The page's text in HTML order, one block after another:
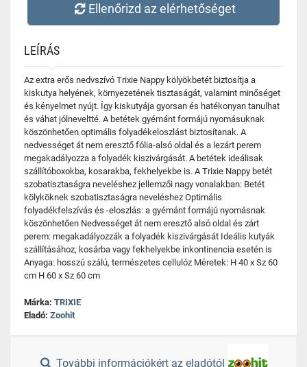
Ellenőrizd az elérhetőséget
LEÍRÁS
Az extra erős nedvszívó Trixie Nappy kölyökbetét biztosítja a
kiskutya helyének, környezetének tisztaságát, valamint minőséget
és kényelmet nyújt. Így kiskutyája gyorsan és hatékonyan tanulhat
és váhat jólneveltté. A betétek gyémánt formájú nyomásuknak
köszönhetően optimális folyadékeloszlást biztosítanak. A
nedvességet át nem eresztő fólia-alsó oldal és a lezárt perem
megakadályozza a folyadék kiszivárgását. A betétek ideálisak
szállítóboxokba, kosarakba, fekhelyekbe is. A Trixie Nappy betét
szobatisztaságra neveléshez jellemzői nagy vonalakban: Betét
kölyköknek szobatisztaságra neveléshez Optimális
folyadékfelszívás és -eloszlás: a gyémánt formájú nyomásnak
köszönhetően Nedvességet át nem eresztő alsó oldal és zárt
perem: megakadályozzák a folyadék kiszivárgását Ideális kutyák
szállításához, kosárba vagy fekhelyekbe inkontinencia esetén is
Anyaga: hosszú szálú, természetes cellulóz Méretek: H 40 x Sz 60
cm H 60 x Sz 60 cm
Márka: TRIXIE
Eladó: Zoohit
További információkért az eladótól